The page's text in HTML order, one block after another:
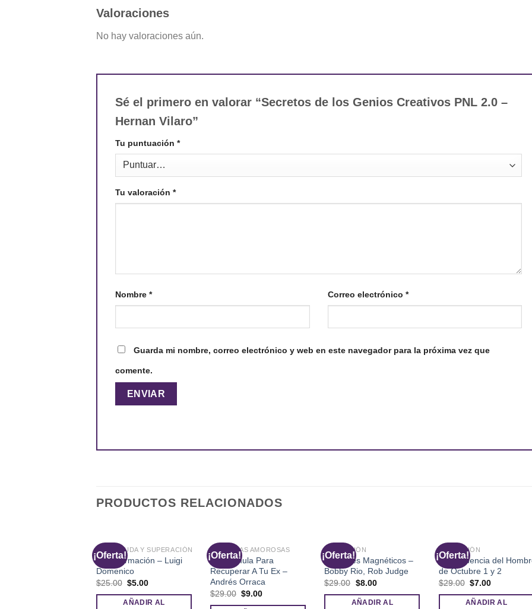
Valoraciones
No hay valoraciones aún.
Sé el primero en valorar “Secretos de los Genios Creativos PNL 2.0 –
Hernan Vilaro”
Tu puntuación *
Tu valoración *
Nombre * Correo electrónico *
Guarda mi nombre, correo electrónico y web en este navegador para la próxima vez que
comente.
PRODUCTOS RELACIONADOS
¡Oferta!
AUTOAYUDA Y SUPERACIÓN
Transformación – Luigi
Domenico
$25.00 El
original
$5.00El
actual
AÑADIR AL
¡Oferta!
RUPTURAS AMOROSAS
La Fórmula Para
Recuperar A Tu Ex –
Andrés Orraca
$29.00 El
$9.00El
¡Oferta!
SEDUCCIÓN
Mensajes Magnéticos –
Bobby Rio, Rob Judge
$29.00 El
original
$8.00El
actual
AÑADIR AL
¡Oferta!
SEDUCCIÓN
La Secuencia del
de Octubre 1 y 2
$29.00 El
original
$7.00El
actual
AÑADIR AL